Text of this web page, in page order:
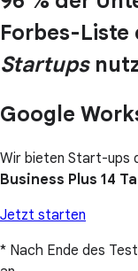
Forbes-Liste
Startups
Google
Wir bieten Start-ups
Business Plus 14
Jetzt starten
* Nach Ende des